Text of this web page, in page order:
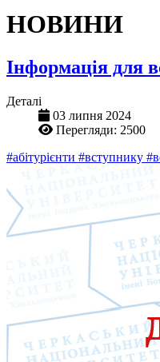
НОВИНИ
Інформація для
Деталі
03 липня 2024
Перегляди: 2500
#абітурієнти #вступнику